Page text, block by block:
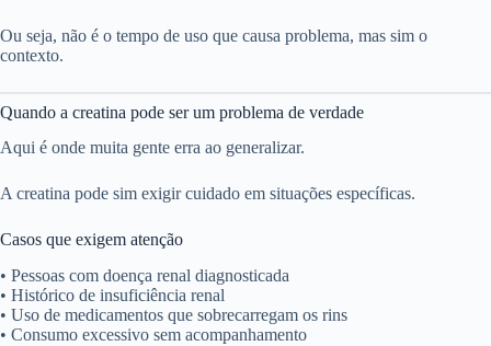
Ou seja, não é o tempo de uso que causa problema, mas sim o
contexto.
Quando a creatina pode ser um problema de verdade
Aqui é onde muita gente erra ao generalizar.
A creatina pode sim exigir cuidado em situações específicas.
Casos que exigem atenção
• Pessoas com doença renal diagnosticada
• Histórico de insuficiência renal
• Uso de medicamentos que sobrecarregam os rins
• Consumo excessivo sem acompanhamento